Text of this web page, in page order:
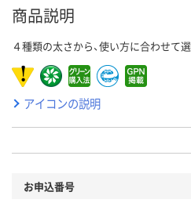
商品説明
４種類の太さから、使い方に合わせて選
アイコンの説明
お申込番号